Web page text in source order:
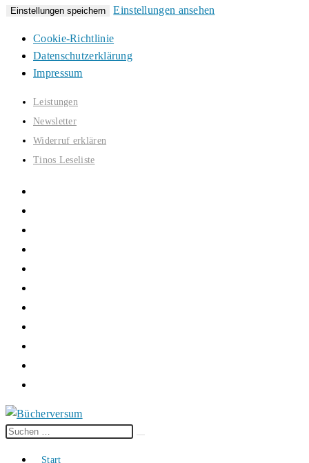
Einstellungen speichern
Einstellungen ansehen
Cookie-Richtlinie
Datenschutzerklärung
Impressum
Zum
Inhalt
springen
Leistungen
Newsletter
Widerruf erklären
Tinos Leseliste
Diese
Start